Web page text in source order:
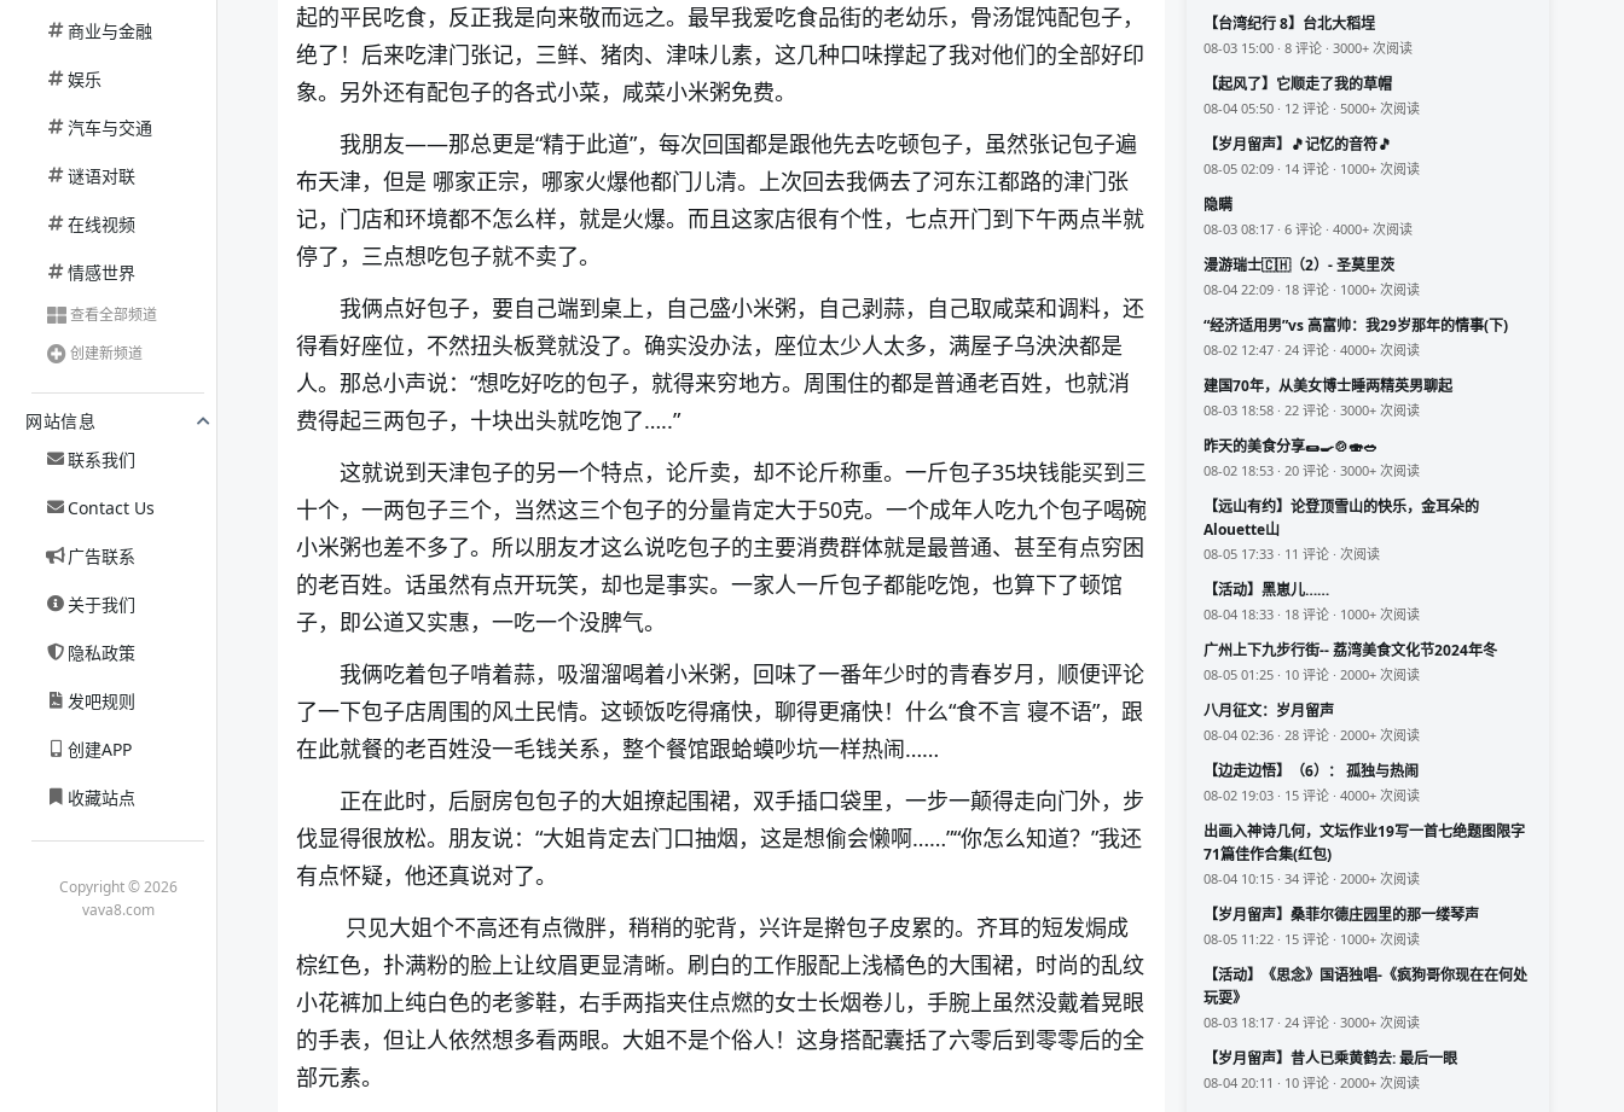
商业与金融
娱乐
汽车与交通
谜语对联
在线视频
情感世界
查看全部频道
创建新频道
网站信息
联系我们
Contact Us
广告联系
关于我们
隐私政策
发吧规则
创建APP
收藏站点
Copyright © 2026
vava8.com
起的平民吃食，反正我是向来敬而远之。最早我爱吃食品街的老幼乐，骨汤馄饨配包子，
绝了！后来吃津门张记，三鲜、猪肉、津味儿素，这几种口味撑起了我对他们的全部好印
象。另外还有配包子的各式小菜，咸菜小米粥免费。
我朋友——那总更是“精于此道”，每次回国都是跟他先去吃顿包子，虽然张记包子遍
布天津，但是 哪家正宗，哪家火爆他都门儿清。上次回去我俩去了河东江都路的津门张
记，门店和环境都不怎么样，就是火爆。而且这家店很有个性，七点开门到下午两点半就
停了，三点想吃包子就不卖了。
我俩点好包子，要自己端到桌上，自己盛小米粥，自己剥蒜，自己取咸菜和调料，还
得看好座位，不然扭头板凳就没了。确实没办法，座位太少人太多，满屋子乌泱泱都是
人。那总小声说：“想吃好吃的包子，就得来穷地方。周围住的都是普通老百姓，也就消
费得起三两包子，十块出头就吃饱了…..”
这就说到天津包子的另一个特点，论斤卖，却不论斤称重。一斤包子35块钱能买到三
十个，一两包子三个，当然这三个包子的分量肯定大于50克。一个成年人吃九个包子喝碗
小米粥也差不多了。所以朋友才这么说吃包子的主要消费群体就是最普通、甚至有点穷困
的老百姓。话虽然有点开玩笑，却也是事实。一家人一斤包子都能吃饱，也算下了顿馆
子，即公道又实惠，一吃一个没脾气。
我俩吃着包子啃着蒜，吸溜溜喝着小米粥，回味了一番年少时的青春岁月，顺便评论
了一下包子店周围的风土民情。这顿饭吃得痛快，聊得更痛快！什么“食不言 寝不语”，跟
在此就餐的老百姓没一毛钱关系，整个餐馆跟蛤蟆吵坑一样热闹……
正在此时，后厨房包包子的大姐撩起围裙，双手插口袋里，一步一颠得走向门外，步
伐显得很放松。朋友说：“大姐肯定去门口抽烟，这是想偷会懒啊……”“你怎么知道？”我还
有点怀疑，他还真说对了。
只见大姐个不高还有点微胖，稍稍的驼背，兴许是擀包子皮累的。齐耳的短发焗成
棕红色，扑满粉的脸上让纹眉更显清晰。刷白的工作服配上浅橘色的大围裙，时尚的乱纹
小花裤加上纯白色的老爹鞋，右手两指夹住点燃的女士长烟卷儿，手腕上虽然没戴着晃眼
的手表，但让人依然想多看两眼。大姐不是个俗人！这身搭配囊括了六零后到零零后的全
部元素。
【台湾纪行 8】台北大稻埕
08-03 15:00 · 8 评论 · 3000+ 次阅读
【起风了】它顺走了我的草帽
08-04 05:50 · 12 评论 · 5000+ 次阅读
【岁月留声】🎵记忆的音符🎵
08-05 02:09 · 14 评论 · 1000+ 次阅读
隐瞒
08-03 08:17 · 6 评论 · 4000+ 次阅读
漫游瑞士🇨🇭（2）- 圣莫里茨
08-04 22:09 · 18 评论 · 1000+ 次阅读
“经济适用男”vs 高富帅：我29岁那年的情事(下)
08-02 12:47 · 24 评论 · 4000+ 次阅读
建国70年，从美女博士睡两精英男聊起
08-03 18:58 · 22 评论 · 3000+ 次阅读
昨天的美食分享🌯🍳🍲🍣🥗
08-02 18:53 · 20 评论 · 3000+ 次阅读
【远山有约】论登顶雪山的快乐，金耳朵的
Alouette山
08-05 17:33 · 11 评论 · 次阅读
【活动】黑崽儿……
08-04 18:33 · 18 评论 · 1000+ 次阅读
广州上下九步行街-- 荔湾美食文化节2024年冬
08-05 01:25 · 10 评论 · 2000+ 次阅读
八月征文：岁月留声
08-04 02:36 · 28 评论 · 2000+ 次阅读
【边走边悟】（6）： 孤独与热闹
08-02 19:03 · 15 评论 · 4000+ 次阅读
出画入神诗几何，文坛作业19写一首七绝题图限字
71篇佳作合集(红包)
08-04 10:15 · 34 评论 · 2000+ 次阅读
【岁月留声】桑菲尔德庄园里的那一缕琴声
08-05 11:22 · 15 评论 · 1000+ 次阅读
【活动】《思念》国语独唱-《疯狗哥你现在在何处
玩耍》
08-03 18:17 · 24 评论 · 3000+ 次阅读
【岁月留声】昔人已乘黄鹤去: 最后一眼
08-04 20:11 · 10 评论 · 2000+ 次阅读